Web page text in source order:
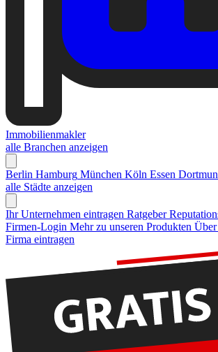
Immobilienmakler
alle Branchen anzeigen
Berlin Hamburg München Köln Essen
alle Städte anzeigen
Ihr Unternehmen eintragen Ratgeber
Firmen-Login Mehr zu unseren Produkten
Firma eintragen